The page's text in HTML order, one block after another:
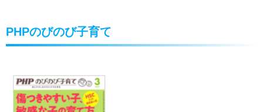
PHPのびのび子育て